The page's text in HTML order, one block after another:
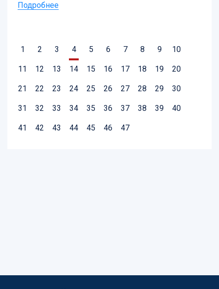
Подробнее
1 2 3 4 5 6 7 8 9 10
11 12 13 14 15 16 17 18 19 20
21 22 23 24 25 26 27 28 29 30
31 32 33 34 35 36 37 38 39 40
41 42 43 44 45 46 47